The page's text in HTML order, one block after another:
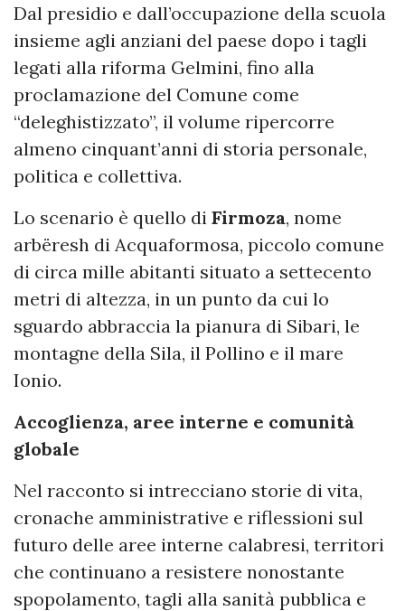
Dal presidio e dall’occupazione della scuola
insieme agli anziani del paese dopo i tagli
legati alla riforma Gelmini, fino alla
proclamazione del Comune come
“deleghistizzato”, il volume ripercorre
almeno cinquant’anni di storia personale,
politica e collettiva.
Lo scenario è quello di Firmoza, nome
arbëresh di Acquaformosa, piccolo comune
di circa mille abitanti situato a settecento
metri di altezza, in un punto da cui lo
sguardo abbraccia la pianura di Sibari, le
montagne della Sila, il Pollino e il mare
Ionio.
Accoglienza, aree interne e comunità
globale
Nel racconto si intrecciano storie di vita,
cronache amministrative e riflessioni sul
futuro delle aree interne calabresi, territori
che continuano a resistere nonostante
spopolamento, tagli alla sanità pubblica e